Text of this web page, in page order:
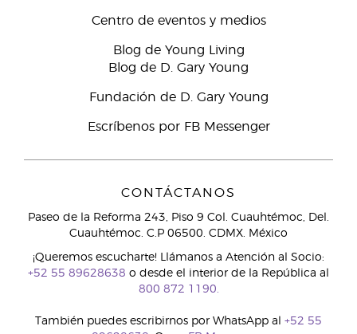
Centro de eventos y medios
Blog de Young Living
Blog de D. Gary Young
Fundación de D. Gary Young
Escríbenos por FB Messenger
CONTÁCTANOS
Paseo de la Reforma 243, Piso 9 Col. Cuauhtémoc, Del.
Cuauhtémoc. C.P 06500. CDMX. México
¡Queremos escucharte! Llámanos a Atención al Socio:
+52 55 89628638 o desde el interior de la República al
800 872 1190.
También puedes escribirnos por WhatsApp al +52 55